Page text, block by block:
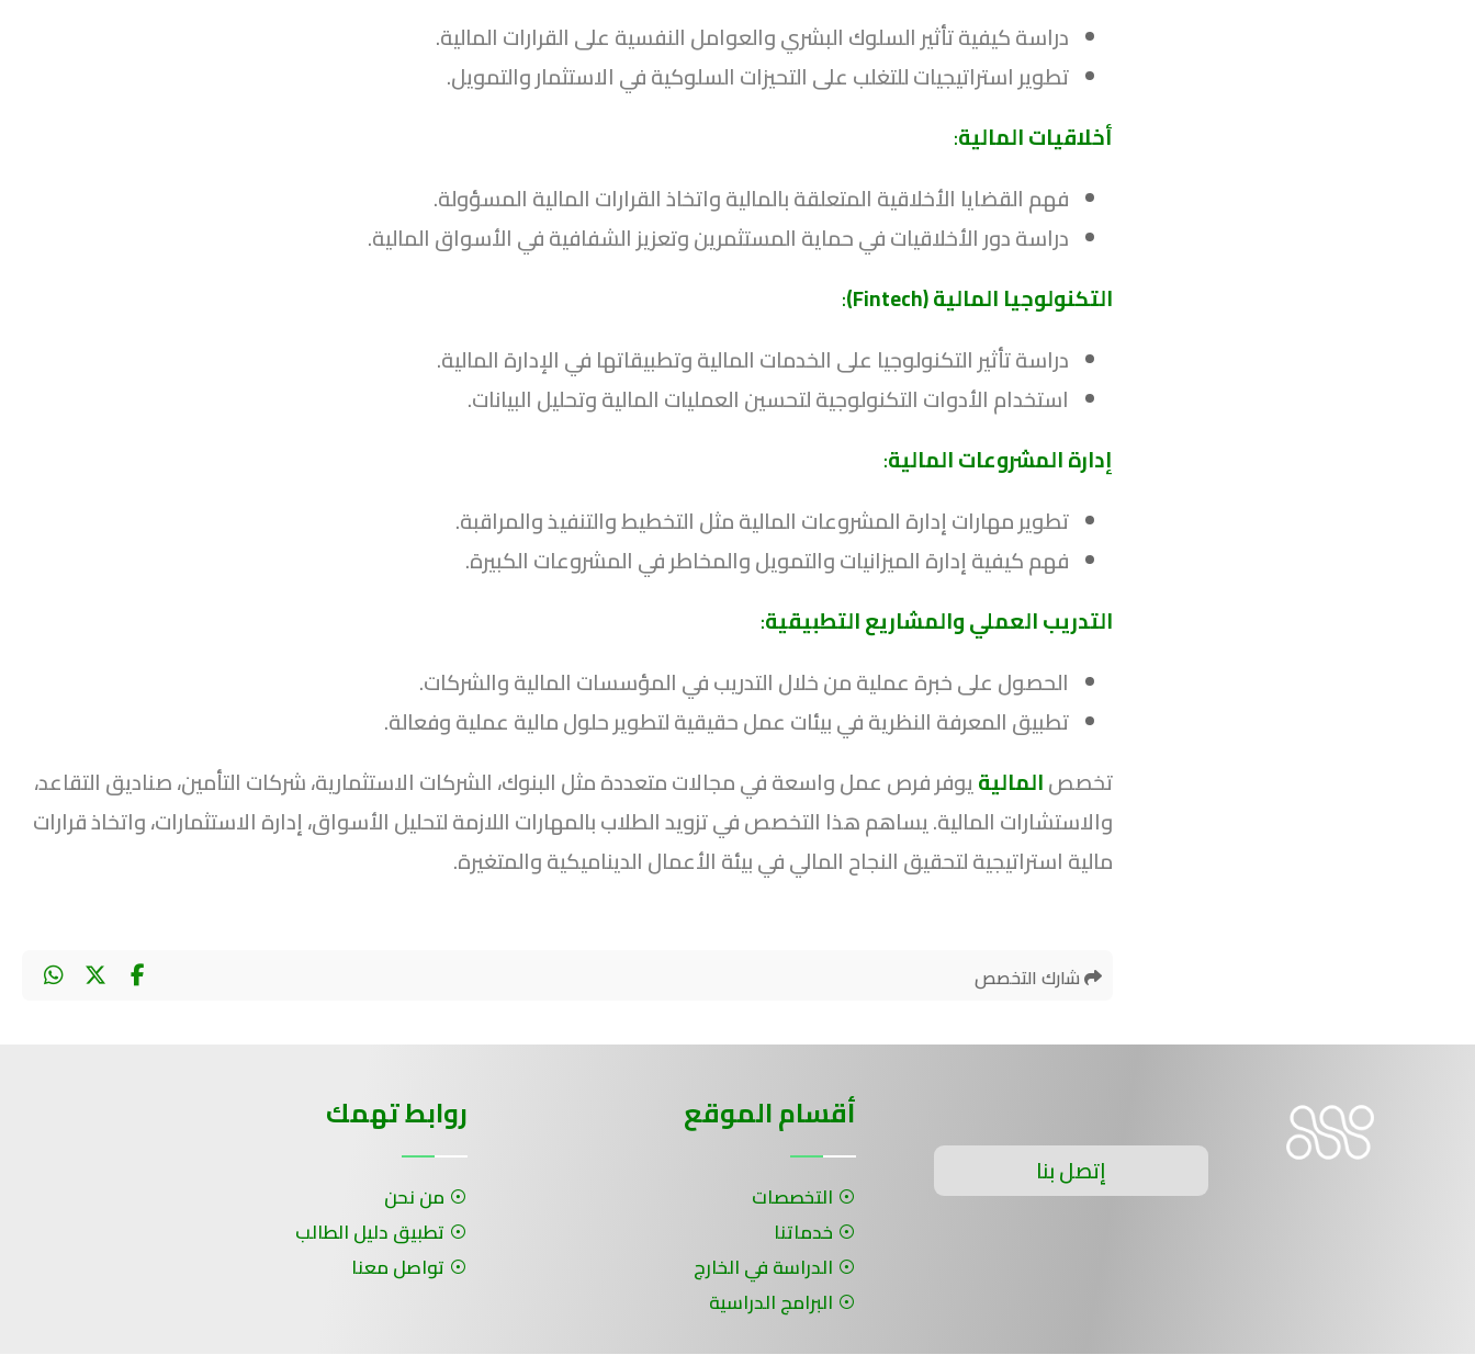
دراسة كيفية تأثير السلوك البشري والعوامل النفسية على القرارات المالية.
تطوير استراتيجيات للتغلب على التحيزات السلوكية في الاستثمار والتمويل.
أخلاقيات المالية:
فهم القضايا الأخلاقية المتعلقة بالمالية واتخاذ القرارات المالية المسؤولة.
دراسة دور الأخلاقيات في حماية المستثمرين وتعزيز الشفافية في الأسواق المالية.
التكنولوجيا المالية (Fintech)
:
دراسة تأثير التكنولوجيا على الخدمات المالية وتطبيقاتها في الإدارة المالية.
استخدام الأدوات التكنولوجية لتحسين العمليات المالية وتحليل البيانات.
إدارة المشروعات المالية:
تطوير مهارات إدارة المشروعات المالية مثل التخطيط والتنفيذ والمراقبة.
فهم كيفية إدارة الميزانيات والتمويل والمخاطر في المشروعات الكبيرة.
التدريب العملي والمشاريع التطبيقية:
الحصول على خبرة عملية من خلال التدريب في المؤسسات المالية والشركات.
تطبيق المعرفة النظرية في بيئات عمل حقيقية لتطوير حلول مالية عملية وفعالة.
تخصصالماليةيوفر فرص عمل واسعة في مجالات متعددة مثل البنوك، الشركات الاستثمارية، شركات التأمين، صناديق التقاعد،
والاستشارات المالية. يساهم هذا التخصص في تزويد الطلاب بالمهارات اللازمة لتحليل الأسواق، إدارة الاستثمارات، واتخاذ قرارات
مالية استراتيجية لتحقيق النجاح المالي في بيئة الأعمال الديناميكية والمتغيرة.
شارك التخصص
إتصل بنا
أقسام الموقع
التخصصات
خدماتنا
الدراسة في الخارج
البرامج الدراسية
روابط تهمك
من نحن
تطبيق دليل الطالب
تواصل معنا